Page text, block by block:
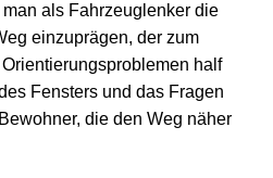
man als Fahrzeuglenker die
einzuprägen, der zum
half
Fensters und das Fragen
die den Weg näher